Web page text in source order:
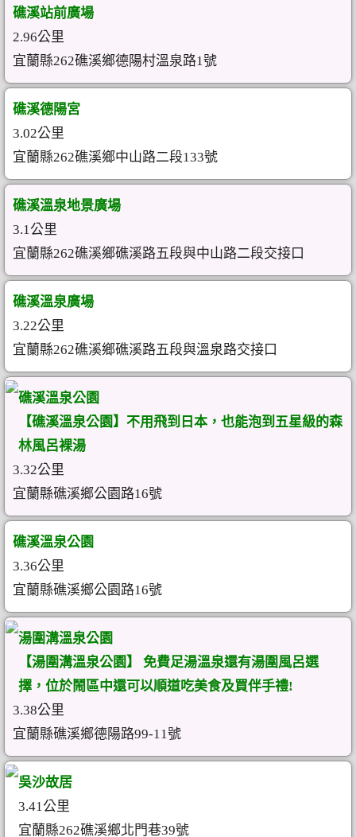
礁溪站前廣場
2.96公里
宜蘭縣262礁溪鄉德陽村溫泉路1號
礁溪德陽宮
3.02公里
宜蘭縣262礁溪鄉中山路二段133號
礁溪溫泉地景廣場
3.1公里
宜蘭縣262礁溪鄉礁溪路五段與中山路二段交接口
礁溪溫泉廣場
3.22公里
宜蘭縣262礁溪鄉礁溪路五段與溫泉路交接口
礁溪溫泉公園
【礁溪溫泉公園】不用飛到日本，也能泡到五星級的森
林風呂裸湯
3.32公里
宜蘭縣礁溪鄉公園路16號
礁溪溫泉公園
3.36公里
宜蘭縣礁溪鄉公園路16號
湯圍溝溫泉公園
【湯圍溝溫泉公園】 免費足湯溫泉還有湯圍風呂選
擇，位於鬧區中還可以順道吃美食及買伴手禮!
3.38公里
宜蘭縣礁溪鄉德陽路99-11號
吳沙故居
3.41公里
宜蘭縣262礁溪鄉北門巷39號